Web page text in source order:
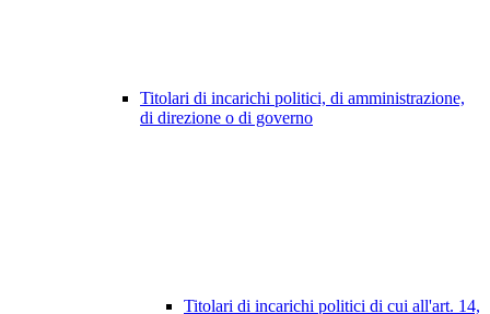
Titolari di incarichi politici, di amministrazione,
di direzione o di governo
Titolari di incarichi politici di cui all'art. 14,